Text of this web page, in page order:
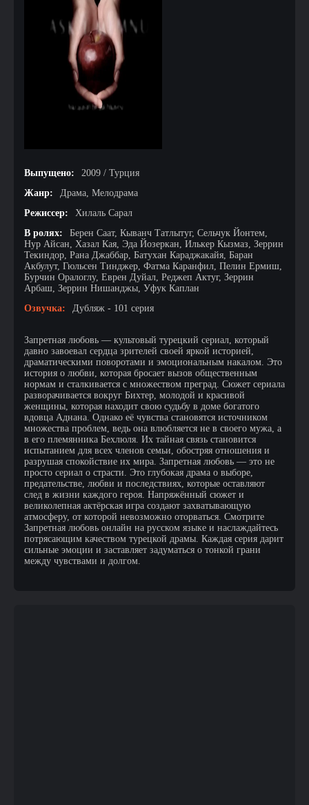
Выпущено:
2009 / Турция
Жанр:
Драма, Мелодрама
Режиссер:
Хилаль Сарал
В ролях:
Берен Саат, Кыванч Татлытуг, Сельчук Йонтем,
Нур Айсан, Хазал Кая, Эда Йозеркан, Илькер Кызмаз, Зеррин
Текиндор, Рана Джаббар, Батухан Караджакайя, Баран
Акбулут, Гюльсен Тинджер, Фатма Каранфил, Пелин Ермиш,
Бурчин Оралоглу, Еврен Дуйал, Реджеп Актуг, Зеррин
Арбаш, Зеррин Нишанджы, Уфук Каплан
Озвучка:
Дубляж - 101 серия
Запретная любовь — культовый турецкий сериал, который
давно завоевал сердца зрителей своей яркой историей,
драматическими поворотами и эмоциональным накалом. Это
история о любви, которая бросает вызов общественным
нормам и сталкивается с множеством преград. Сюжет сериала
разворачивается вокруг Бихтер, молодой и красивой
женщины, которая находит свою судьбу в доме богатого
вдовца Аднана. Однако её чувства становятся источником
множества проблем, ведь она влюбляется не в своего мужа, а
в его племянника Бехлюля. Их тайная связь становится
испытанием для всех членов семьи, обостряя отношения и
разрушая спокойствие их мира. Запретная любовь — это не
просто сериал о страсти. Это глубокая драма о выборе,
предательстве, любви и последствиях, которые оставляют
след в жизни каждого героя. Напряжённый сюжет и
великолепная актёрская игра создают захватывающую
атмосферу, от которой невозможно оторваться. Смотрите
Запретная любовь онлайн на русском языке и наслаждайтесь
потрясающим качеством турецкой драмы. Каждая серия дарит
сильные эмоции и заставляет задуматься о тонкой грани
между чувствами и долгом.